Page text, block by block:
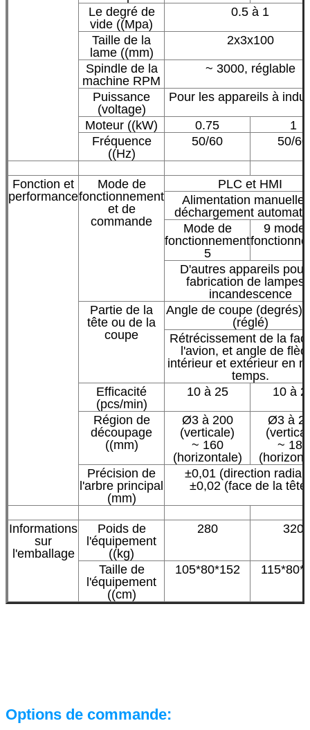
Le degré de
vide ((Mpa)
0.5 à 1
Taille de la
lame ((mm)
2x3x100
Spindle de la
machine RPM
~ 3000, réglable
Puissance
(voltage)
Pour les appareils à
Moteur ((kW) 0.75
1
Fréquence
((Hz)
50/60 50/60
Fonction et
performance
Mode de
fonctionnement
et de
commande
PLC et HMI
Alimentation manuelle
déchargement
Mode de
fonctionnement
5
9 mode
D'autres appareils
fabrication de lampes
incandescence
Partie de la
tête ou de la
coupe
Angle de coupe (degrés):
(réglé)
Rétrécissement de la
l'avion, et angle de
intérieur et extérieur en
temps.
Efficacité
(pcs/min)
10 à 25 10 à
Région de
découpage
((mm)
Ø3 à 200
(verticale)
~ 160
(horizontale)
Ø3 à
~ 180
Précision de
l'arbre principal
(mm)
±0,01 (direction
±0,02 (face de la tête)
Informations
sur
l'emballage
Poids de
l'équipement
((kg)
280 320
Taille de
l'équipement
((cm)
105*80*152
Options de commande: